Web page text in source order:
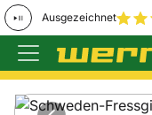
Ausgezeichnet
Zum
Produktgalerie